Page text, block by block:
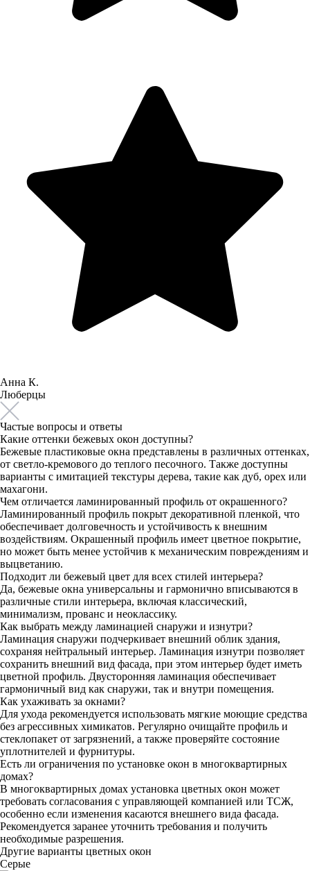
Анна К.
Люберцы
Частые вопросы и ответы
Какие оттенки бежевых окон доступны?
Бежевые пластиковые окна представлены в различных оттенках,
от светло-кремового до теплого песочного. Также доступны
варианты с имитацией текстуры дерева, такие как дуб, орех или
махагони.
Чем отличается ламинированный профиль от окрашенного?
Ламинированный профиль покрыт декоративной пленкой, что
обеспечивает долговечность и устойчивость к внешним
воздействиям. Окрашенный профиль имеет цветное покрытие,
но может быть менее устойчив к механическим повреждениям и
выцветанию.
Подходит ли бежевый цвет для всех стилей интерьера?
Да, бежевые окна универсальны и гармонично вписываются в
различные стили интерьера, включая классический,
минимализм, прованс и неоклассику.
Как выбрать между ламинацией снаружи и изнутри?
Ламинация снаружи подчеркивает внешний облик здания,
сохраняя нейтральный интерьер. Ламинация изнутри позволяет
сохранить внешний вид фасада, при этом интерьер будет иметь
цветной профиль. Двусторонняя ламинация обеспечивает
гармоничный вид как снаружи, так и внутри помещения.
Как ухаживать за окнами?
Для ухода рекомендуется использовать мягкие моющие средства
без агрессивных химикатов. Регулярно очищайте профиль и
стеклопакет от загрязнений, а также проверяйте состояние
уплотнителей и фурнитуры.
Есть ли ограничения по установке окон в многоквартирных
домах?
В многоквартирных домах установка цветных окон может
требовать согласования с управляющей компанией или ТСЖ,
особенно если изменения касаются внешнего вида фасада.
Рекомендуется заранее уточнить требования и получить
необходимые разрешения.
Другие варианты цветных окон
Серые